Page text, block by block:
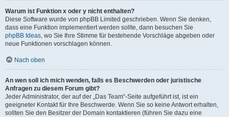
Warum ist Funktion x oder y nicht enthalten?
Diese Software wurde von phpBB Limited geschrieben. Wenn Sie denken,
dass eine Funktion implementiert werden sollte, dann besuchen Sie
phpBB Ideas, wo Sie Ihre Stimme für bestehende Vorschläge abgeben oder
neue Funktionen vorschlagen können.
Nach oben
An wen soll ich mich wenden, falls es Beschwerden oder juristische
Anfragen zu diesem Forum gibt?
Jeder Administrator, der auf der „Das Team“-Seite aufgeführt ist, ist ein
geeigneter Kontakt für Ihre Beschwerde. Wenn Sie so keine Antwort erhalten,
sollten Sie den Besitzer der Domain kontaktieren (führen Sie dazu eine